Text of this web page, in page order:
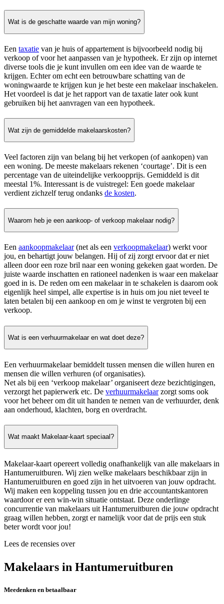
Wat is de geschatte waarde van mijn woning?
Een taxatie van je huis of appartement is bijvoorbeeld nodig bij
verkoop of voor het aanpassen van je hypotheek. Er zijn op internet
diverse tools die je kunt invullen om een idee van de waarde te
krijgen. Echter om echt een betrouwbare schatting van de
woningwaarde te krijgen kun je het beste een makelaar inschakelen.
Het voordeel is dat je het rapport van de taxatie later ook kunt
gebruiken bij het aanvragen van een hypotheek.
Wat zijn de gemiddelde makelaarskosten?
Veel factoren zijn van belang bij het verkopen (of aankopen) van
een woning. De meeste makelaars rekenen ‘courtage’. Dit is een
percentage van de uiteindelijke verkoopprijs. Gemiddeld is dit
meestal 1%. Interessant is de vuistregel: Een goede makelaar
verdient zichzelf terug ondanks de kosten.
Waarom heb je een aankoop- of verkoop makelaar nodig?
Een aankoopmakelaar(net als een verkoopmakelaar) werkt voor
jou, en behartigt jouw belangen. Hij of zij zorgt ervoor dat er niet
alleen door een roze bril naar een woning gekeken gaat worden. De
juiste waarde inschatten en rationeel nadenken is waar een makelaar
goed in is. De reden om een makelaar in te schakelen is daarom ook
eigenlijk heel simpel, alle expertise is in huis om jou niet teveel te
laten betalen bij een aankoop en om je winst te vergroten bij een
verkoop.
Wat is een verhuurmakelaar en wat doet deze?
Een verhuurmakelaar bemiddelt tussen mensen die willen huren en
mensen die willen verhuren (of organisaties).
Net als bij een ‘verkoop makelaar’ organiseert deze bezichtigingen,
verzorgt het papierwerk etc. De verhuurmakelaarzorgt soms ook
voor het beheer om dit uit handen te nemen van de verhuurder, denk
aan onderhoud, klachten, borg en overdracht.
Wat maakt Makelaar-kaart speciaal?
Makelaar-kaart opereert volledig onafhankelijk van alle makelaars in
Hantumeruitburen. Wij zien welke makelaars beschikbaar zijn in
Hantumeruitburen en goed zijn in het uitvoeren van jouw opdracht.
Wij maken een koppeling tussen jou en drie accountantskantoren
waardoor er een win-win situatie ontstaat. Deze onderlinge
concurrentie van makelaars uit Hantumeruitburen die jouw opdracht
graag willen hebben, zorgt er namelijk voor dat de prijs een stuk
beter wordt voor jou!
Lees de recensies over
Makelaars in Hantumeruitburen
Meedenken en betaalbaar